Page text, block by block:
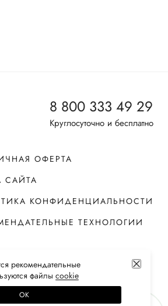
8 800 333 49 29
Круглосуточно и бесплатно
ОФЕРТА
САЙТА
КОНФИДЕНЦИАЛЬНОСТИ
ТЕХНОЛОГИИ
рекомендательные
файлы сооkiе
ОК